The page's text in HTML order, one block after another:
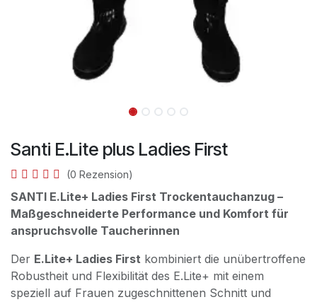
Santi E.Lite plus Ladies First
(0 Rezension)
SANTI E.Lite+ Ladies First Trockentauchanzug –
Maßgeschneiderte Performance und Komfort für
anspruchsvolle Taucherinnen
Der E.Lite+ Ladies First kombiniert die unübertroffene
Robustheit und Flexibilität des E.Lite+ mit einem
speziell auf Frauen zugeschnittenen Schnitt und